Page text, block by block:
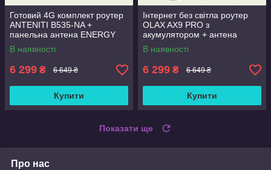
Готовий 4G комплект роутер
ANTENITI B535-NA +
панельна антена ENERGY
MIMO 2×24 дБ
В наявності
6 299 ₴ 6 649 ₴
Купити
Інтернет без світла роутер
OLAX AX9 PRO з
акумулятором + антена
Energy 24 дБ (1700-2700
мГц)
В наявності
6 299 ₴ 6 649 ₴
Купити
Показати ще
Про нас